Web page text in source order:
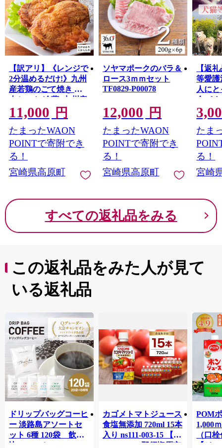
【訳アリ】《レンジで
2分温めるだけ!》九州
産若鶏のごて焼き ６
本セット(冷蔵) 九州産
若鳥 骨付きももの炭
火焼き [時短調理 簡単
調理 一人暮らし クリ
スマス パーティー お
惣菜 レンチン]
TF0519-P00016
11,000 円
たまったWAON
POINTで寄附でき
る！
宮崎県高原町
ソヤマポークのバラ＆
ロース3ｍｍセット
TF0829-P00078
12,000 円
たまったWAON
POINTで寄附でき
る！
宮崎県高原町
【返
等愛護
人に
会づ
県 高
活動法
もん
たま
る！
宮崎
すべての返礼品をみる
この返礼品をみた人が見て
いる返礼品
ドリップバッグコーヒ
ー 淡路島アソートセ
ット 6種 120袋 飲み
比べ コーヒー
カゴメトマトジュース
食塩無添加 720ml 15本
入り ns111-003-15 【
KAGOME 那須塩原市
POM
1,000
（口
【ジ